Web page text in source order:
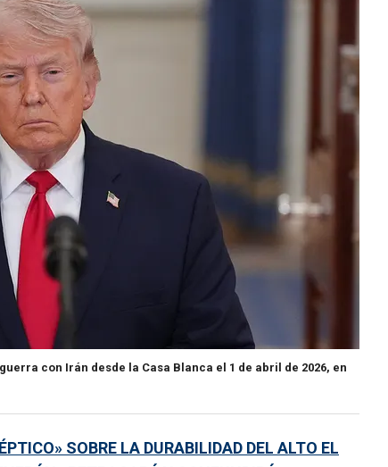
con Irán desde la Casa Blanca el 1 de abril de 2026, en
SOBRE LA DURABILIDAD DEL ALTO EL